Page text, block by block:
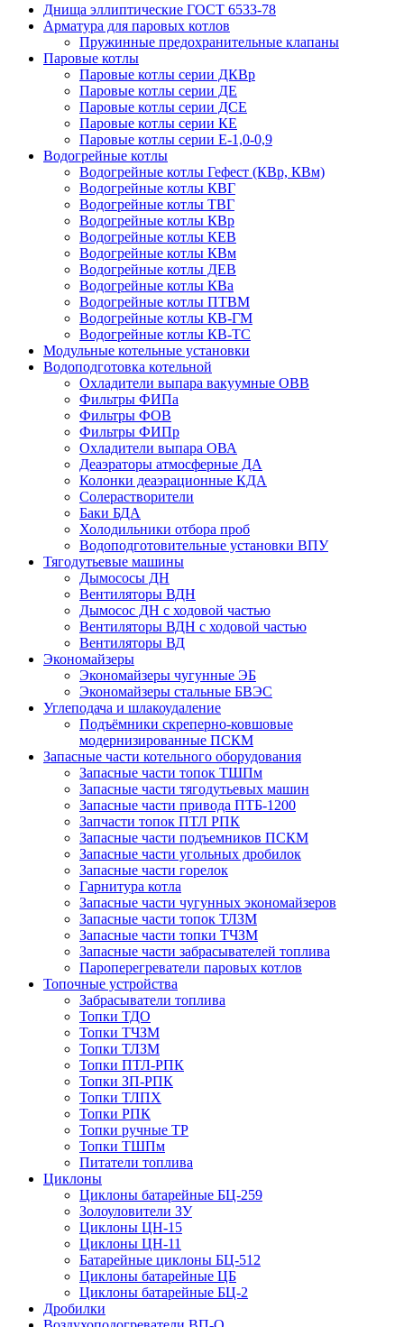
Днища эллиптические ГОСТ 6533-78
Арматура для паровых котлов
Пружинные предохранительные клапаны
Паровые котлы
Паровые котлы серии ДКВр
Паровые котлы серии ДЕ
Паровые котлы серии ДСЕ
Паровые котлы серии КЕ
Паровые котлы серии Е-1,0-0,9
Водогрейные котлы
Водогрейные котлы Гефест (КВр, КВм)
Водогрейные котлы КВГ
Водогрейные котлы ТВГ
Водогрейные котлы КВр
Водогрейные котлы КЕВ
Водогрейные котлы КВм
Водогрейные котлы ДЕВ
Водогрейные котлы КВа
Водогрейные котлы ПТВМ
Водогрейные котлы КВ-ГМ
Водогрейные котлы КВ-ТС
Модульные котельные установки
Водоподготовка котельной
Охладители выпара вакуумные ОВВ
Фильтры ФИПа
Фильтры ФОВ
Фильтры ФИПр
Охладители выпара ОВА
Деаэраторы атмосферные ДА
Колонки деаэрационные КДА
Солерастворители
Баки БДА
Холодильники отбора проб
Водоподготовительные установки ВПУ
Тягодутьевые машины
Дымососы ДН
Вентиляторы ВДН
Дымосос ДН с ходовой частью
Вентиляторы ВДН с ходовой частью
Вентиляторы ВД
Экономайзеры
Экономайзеры чугунные ЭБ
Экономайзеры стальные БВЭС
Углеподача и шлакоудаление
Подъёмники скреперно-ковшовые
модернизированные ПСКМ
Запасные части котельного оборудования
Запасные части топок ТШПм
Запасные части тягодутьевых машин
Запасные части привода ПТБ-1200
Запчасти топок ПТЛ РПК
Запасные части подъемников ПСКМ
Запасные части угольных дробилок
Запасные части горелок
Гарнитура котла
Запасные части чугунных экономайзеров
Запасные части топок ТЛЗМ
Запасные части топки ТЧЗМ
Запасные части забрасывателей топлива
Пароперегреватели паровых котлов
Топочные устройства
Забрасыватели топлива
Топки ТДО
Топки ТЧЗМ
Топки ТЛЗМ
Топки ПТЛ-РПК
Топки ЗП-РПК
Топки ТЛПХ
Топки РПК
Топки ручные ТР
Топки ТШПм
Питатели топлива
Циклоны
Циклоны батарейные БЦ-259
Золоуловители ЗУ
Циклоны ЦН-15
Циклоны ЦН-11
Батарейные циклоны БЦ-512
Циклоны батарейные ЦБ
Циклоны батарейные БЦ-2
Дробилки